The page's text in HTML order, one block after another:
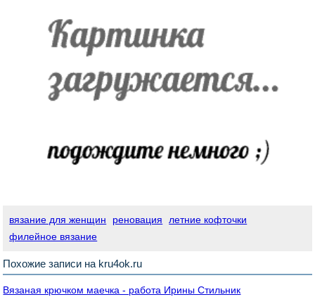
вязание для женщин реновация
летние кофточки
филейное вязание
Похожие записи на kru4ok.ru
Вязаная крючком маечка - работа Ирины Стильник